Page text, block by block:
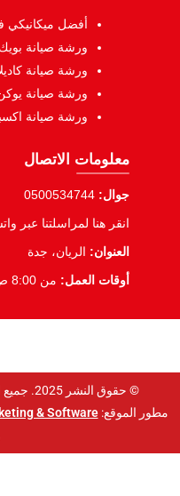
أفضل ميكانيكي
ورشة صيانة
ورشة صيانة
ورشة صيانة
ورشة صيانة
معلومات الاتصال
جوال: 0500534744
انقر هنا لمراسلتنا عبر
العنوان: الريان، جدة
أوقات العمل: من 8:00 ص حتى 10:00 م (عدا الجمعة)
© حقوق النشر 2025. جميع الحقوق محفوظة لـ مركز قمة المنار
مطور الموقع:& Software -